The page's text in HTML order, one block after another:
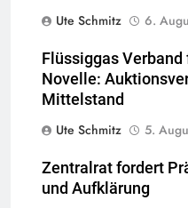
Ute Schmitz
6.
Flüssiggas Verband
Novelle:
Mittelstand
Ute Schmitz
5.
Zentralrat fordert
und Aufklärung